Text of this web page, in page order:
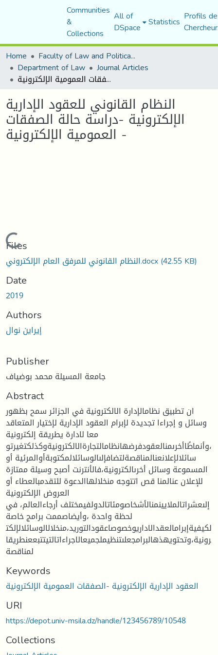
Communities
&
Collections
All of
DSpace Statistics Profils
Home
Faculty of Law and Political Science
Department of Law Journal Articles
النظام القانوني للعقود الإدارية الإلكترونية -دراسة حالة الصفقات العمومية الإلكترونية -
النظام القانوني للعقود الإدارية
الإلكترونية -دراسة حالة الصفقات
العمومية الإلكترونية -
Loading...
Files
النظام القانوني للمرفق العام الإلكتروني.docx(42.55 KB)
Date
2019
Authors
إيراين نوال
Publisher
جامعة المسيلة محمد بوضياف
Abstract
ان تطبيق نظامالإدارة الالكترونية في الجزائر سمح بظهور
وسائل و إجراءا تجديدة لإبرام العقود الإدارية لإختيار المتعاقد
معا لادارة يطريقة إلكترونية
،وأنماطًاأخرىمنالعقودفرضهانظامالتجارةالالكترونيةوكذلكتغيرتو
سائلالإعلانعنالمناقصةلتضافإلىالوسائلالمكتوبةأوالمرئية أو
المسموعة وسائل أخرىالكترونية،فالأنترنت أصبح وسيلة ممتازة
للإعلان عنالمنا قص اتتوجه منخلالهاالدعوة للتقدمبالعطاء أو
العروض الإلكترونية
إلىعشراتالملايينمنالأشخاصومئاتالدولفيمختلف أرجاءالعالم، في
لحظة واحدة ،وأيضاصممت برامج خاصة
لكيفيةإبرامالعقدالاداريوخصوصاعقودالتوريد،منخلالالوسائلالإلكت
رونية،وتحتويهذهالبرامجعلىتنظيملجميعالاجراءاتالتيتتبععنطريقا
لمناقصة
Keywords
العقود الإدارية الإلكترونية -الصفقات العمومية الإلكترونية
URI
https://depot.univ-msila.dz/handle/123456789/10548
Collections